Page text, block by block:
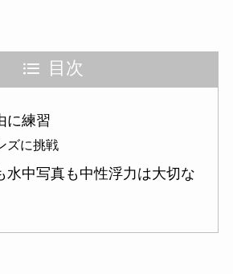
目次
に練習
ズに挑戦
水中写真も中性浮力は大切な